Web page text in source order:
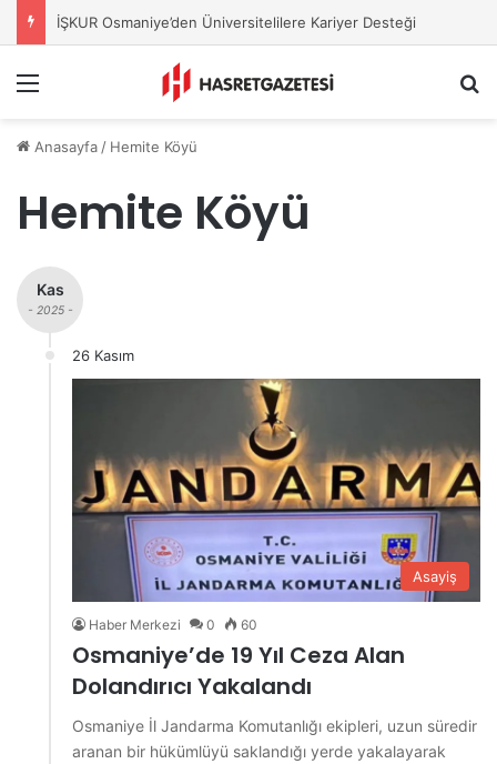
İŞKUR Osmaniye’den Üniversitelilere Kariyer Desteği
Anasayfa / Hemite Köyü
Hemite Köyü
Kas
- 2025 -
26 Kasım
Asayiş
Haber Merkezi 0 60
Osmaniye’de 19 Yıl Ceza Alan
Dolandırıcı Yakalandı
Osmaniye İl Jandarma Komutanlığı ekipleri, uzun süredir
aranan bir hükümlüyü saklandığı yerde yakalayarak